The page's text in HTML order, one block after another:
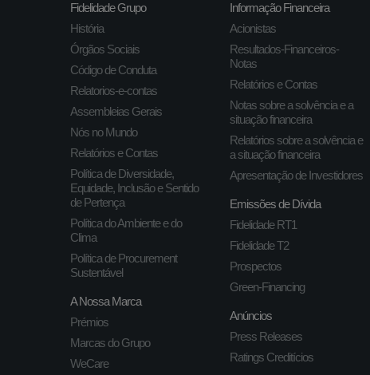
Fidelidade Grupo
História
Órgãos Sociais
Código de Conduta
Relatorios-e-contas
Assembleias Gerais
Nós no Mundo
Relatórios e Contas
Política de Diversidade,
Equidade, Inclusão e Sentido
de Pertença
Política do Ambiente e do
Clima
Política de Procurement
Sustentável
A Nossa Marca
Prémios
Marcas do Grupo
WeCare
Informação Financeira
Acionistas
Resultados-Financeiros-
Notas
Relatórios e Contas
Notas sobre a solvência e a
situação financeira
Relatórios sobre a solvência e
a situação financeira
Apresentação de Investidores
Emissões de Dívida
Fidelidade RT1
Fidelidade T2
Prospectos
Green-Financing
Anúncios
Press Releases
Ratings Creditícios